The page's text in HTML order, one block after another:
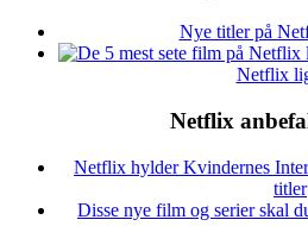
Nye titler på
Netflix
Netflix
Netflix hylder Kvindernes
titler
Disse nye film og serier skal